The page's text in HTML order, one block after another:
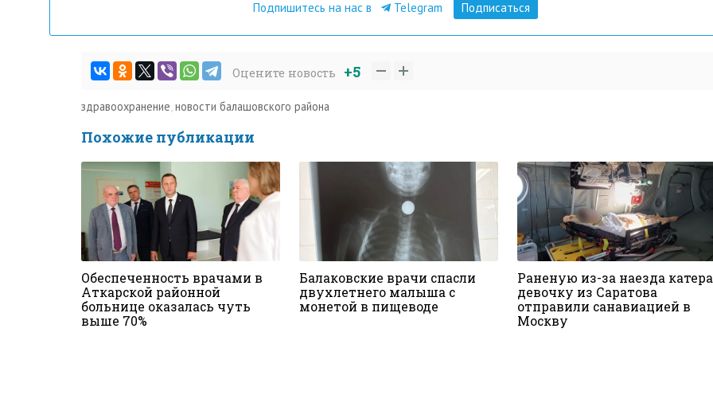
Подпишитесь на нас в Telegram Подписаться
Оцените новость +5
здравоохранение,новости балашовского района
Похожие публикации
Обеспеченность врачами в
Аткарской районной
больнице оказалась чуть
выше 70%
Балаковские врачи спасли
двухлетнего малыша с
монетой в пищеводе
Раненую из-за наезда катера
девочку из Саратова
отправили санавиацией в
Москву